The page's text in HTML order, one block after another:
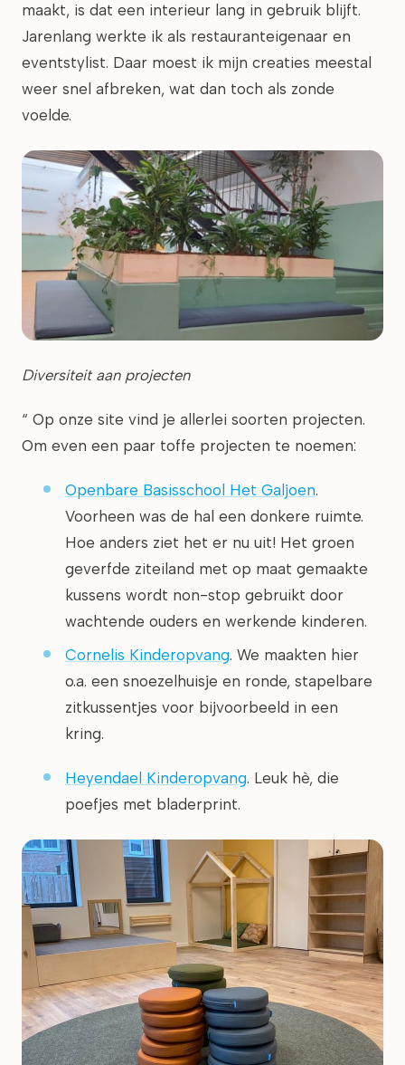
maakt, is dat een interieur lang in gebruik blijft.
Jarenlang werkte ik als restauranteigenaar en
eventstylist. Daar moest ik mijn creaties meestal
weer snel afbreken, wat dan toch als zonde
voelde.
Diversiteit aan projecten
“ Op onze site vind je allerlei soorten projecten.
Om even een paar toffe projecten te noemen:
Openbare Basisschool Het Galjoen.
Voorheen was de hal een donkere ruimte.
Hoe anders ziet het er nu uit! Het groen
geverfde ziteiland met op maat gemaakte
kussens wordt non-stop gebruikt door
wachtende ouders en werkende kinderen.
Cornelis Kinderopvang. We maakten hier
o.a. een snoezelhuisje en ronde, stapelbare
zitkussentjes voor bijvoorbeeld in een
kring.
Heyendael Kinderopvang. Leuk hè, die
poefjes met bladerprint.